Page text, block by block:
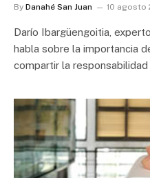
By Danahé San Juan 10 agosto
Darío Ibargüengoitia,
habla sobre la importancia
compartir la